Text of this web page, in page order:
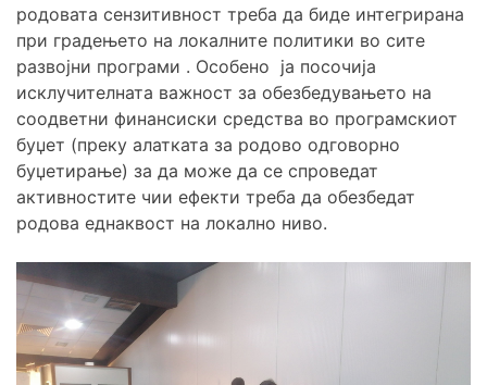
родовата сензитивност треба да биде интегрирана
при градењето на локалните политики во сите
развојни програми . Особено ја посочија
исклучителната важност за обезбедувањето на
соодветни финансиски средства во програмскиот
буџет (преку алатката за родово одговорно
буџетирање) за да може да се спроведат
активностите чии ефекти треба да обезбедат
родова еднаквост на локално ниво.